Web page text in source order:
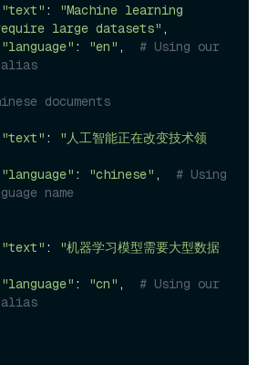
"text" :
"Machine learning
large datasets" ,
"language" : "en" , # Using our
documents
"text" :
"人工智能正在改变技术领
"language" : "chinese" , # Using
name
"text" :
"机器学习模型需要大型数据
"language" : "cn" , # Using our